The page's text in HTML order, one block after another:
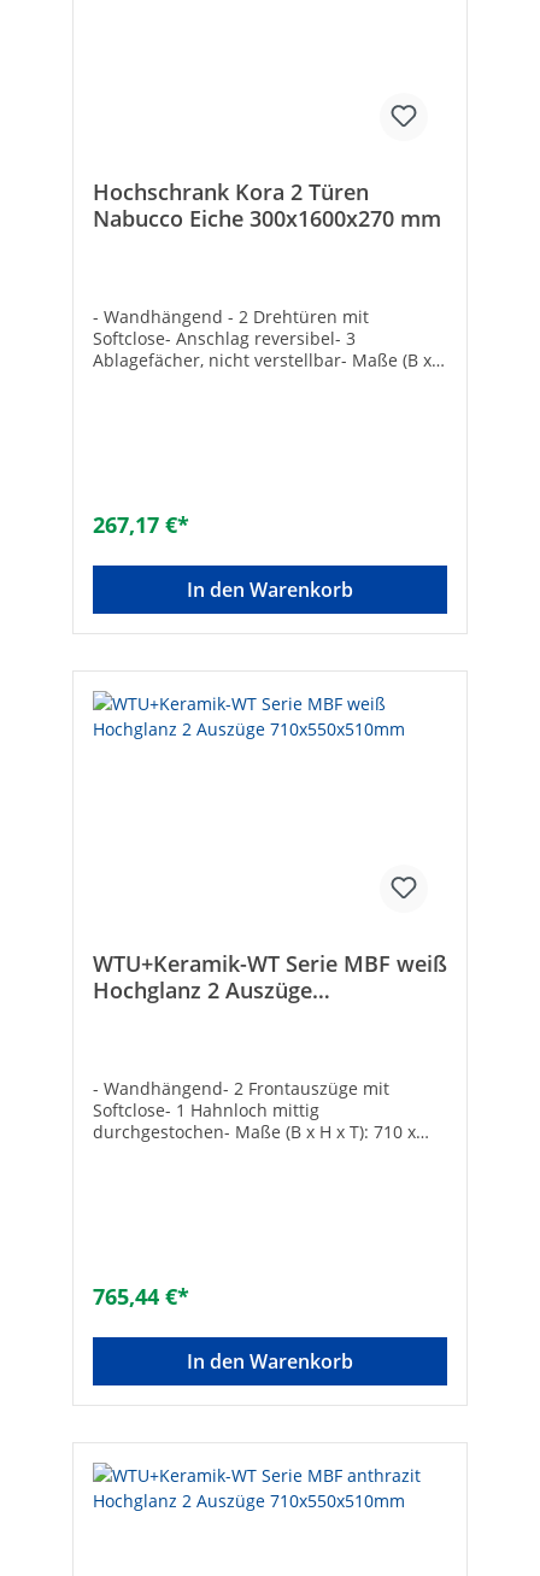
Hochschrank Kora 2 Türen
Nabucco Eiche 300x1600x270 mm
- Wandhängend - 2 Drehtüren mit
Softclose- Anschlag reversibel- 3
Ablagefächer, nicht verstellbar- Maße (B x
267,17 €*
In den Warenkorb
WTU+Keramik-WT Serie MBF weiß
Hochglanz 2 Auszüge
- Wandhängend- 2 Frontauszüge mit
Softclose- 1 Hahnloch mittig
durchgestochen- Maße (B x H x T): 710 x
765,44 €*
In den Warenkorb